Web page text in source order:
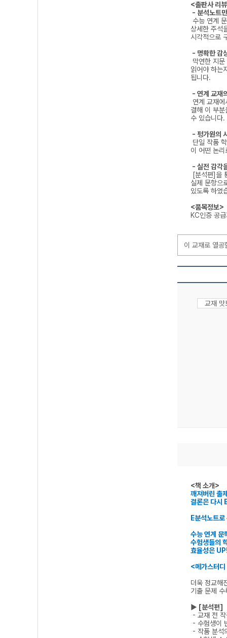
<출판사 리
- 분석노트
수능 연계
상세한 주석
시각적으로
- 명확한 감
막연한 지
읽어야 하는
됩니다.
- 연계 교재
연계 교재
결해 이 부
수 있습니다.
- 평가원의
단일 작품
이 어떤 논
- 실전 감각
[분석편]을
실제 문항으
있도록 하였
<품목정보>
KC인증 공
이 교재로 열
교재
<책 소개>
깨져버린 출
결론은 다시
E분석노트
수능 연계 문
수험생들의
효율성은
<메가스터
더욱 정교해
기출 문제
▶ [분석편]
- 교재 전
- 수험생이
- 작품 분석